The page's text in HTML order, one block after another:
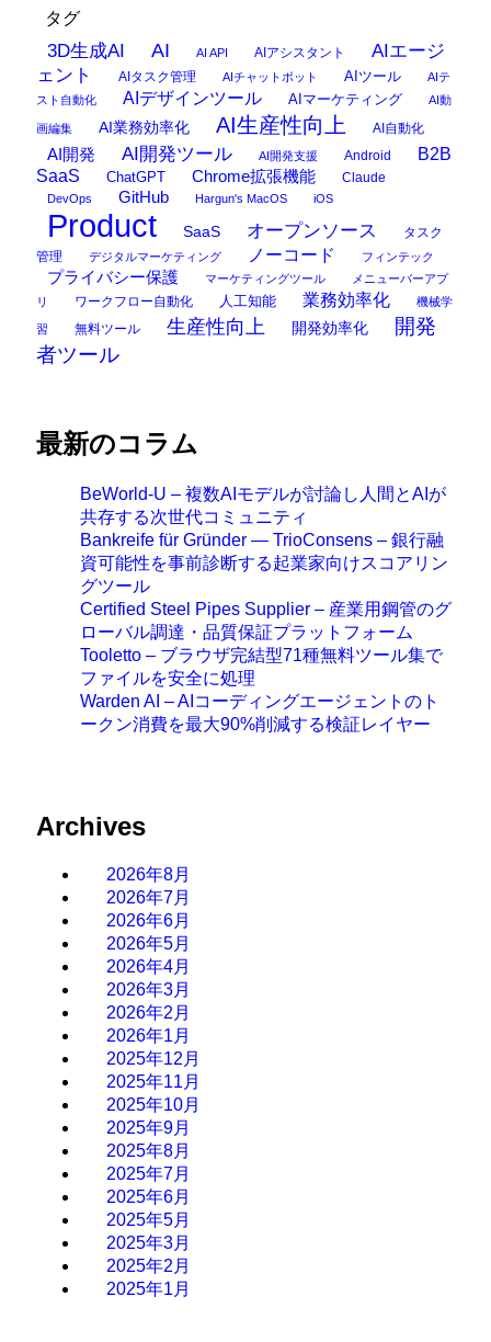
タグ
3D生成AI AI AI API AIアシスタント
AIエージ
ェント
AIタスク管理 AIチャットボット AIツール
AIテ
スト自動化
AIデザインツール AIマーケティング AI動
画編集 AI業務効率化 AI生産性向上 AI自動化
AI開発 AI開発ツール AI開発支援 Android
B2B
SaaS
ChatGPT Chrome拡張機能 Claude
DevOps GitHub Hargun's MacOS iOS
Product SaaS オープンソース
タスク
管理
デジタルマーケティング ノーコード フィンテック
プライバシー保護 マーケティングツール
メニューバーアプ
リ
ワークフロー自動化 人工知能 業務効率化 機械学
習 無料ツール 生産性向上 開発効率化
開発
者ツール
最新のコラム
BeWorld-U – 複数AIモデルが討論し人間とAIが
共存する次世代コミュニティ
Bankreife für Gründer — TrioConsens – 銀行融
資可能性を事前診断する起業家向けスコアリン
グツール
Certified Steel Pipes Supplier – 産業用鋼管のグ
ローバル調達・品質保証プラットフォーム
Tooletto – ブラウザ完結型71種無料ツール集で
ファイルを安全に処理
Warden AI – AIコーディングエージェントのト
ークン消費を最大90%削減する検証レイヤー
Archives
2026年8月
2026年7月
2026年6月
2026年5月
2026年4月
2026年3月
2026年2月
2026年1月
2025年12月
2025年11月
2025年10月
2025年9月
2025年8月
2025年7月
2025年6月
2025年5月
2025年3月
2025年2月
2025年1月